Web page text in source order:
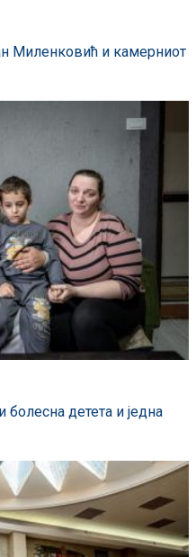
Миленковић и камерниот
болесна детета и једна